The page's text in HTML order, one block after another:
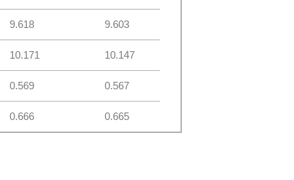
9.618 9.603
10.171 10.147
0.569 0.567
0.666 0.665